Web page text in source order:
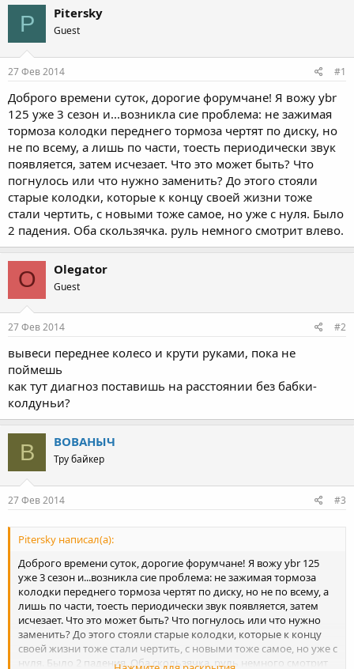
P Pitersky
Guest
27 Фев 2014 #1
Доброго времени суток, дорогие форумчане! Я вожу ybr
125 уже 3 сезон и...возникла сие проблема: не зажимая
тормоза колодки переднего тормоза чертят по диску, но
не по всему, а лишь по части, тоесть периодически звук
появляется, затем исчезает. Что это может быть? Что
погнулось или что нужно заменить? До этого стояли
старые колодки, которые к концу своей жизни тоже
стали чертить, с новыми тоже самое, но уже с нуля. Было
2 падения. Оба скользячка. руль немного смотрит влево.
O Olegator
Guest
27 Фев 2014 #2
вывеси переднее колесо и крути руками, пока не
поймешь
как тут диагноз поставишь на расстоянии без бабки-
колдуньи?
В ВОВАНЫЧ
Тру байкер
27 Фев 2014 #3
Pitersky написал(а):
Доброго времени суток, дорогие форумчане! Я вожу ybr 125
уже 3 сезон и...возникла сие проблема: не зажимая тормоза
колодки переднего тормоза чертят по диску, но не по всему, а
лишь по части, тоесть периодически звук появляется, затем
исчезает. Что это может быть? Что погнулось или что нужно
заменить? До этого стояли старые колодки, которые к концу
своей жизни тоже стали чертить, с новыми тоже самое, но уже с
нуля. Было 2 падения. Оба скользячка. руль немного смотрит